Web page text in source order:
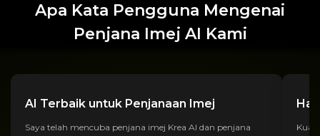
Apa Kata Pengguna Mengenai
Penjana Imej AI Kami
AI Terbaik untuk Penjanaan Imej
Saya telah mencuba penjana imej Krea AI dan penjana